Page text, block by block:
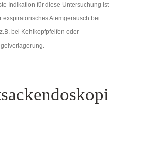
Indikation für diese Untersuchung ist
exspiratorisches Atemgeräusch bei
bei Kehlkopfpfeifen oder